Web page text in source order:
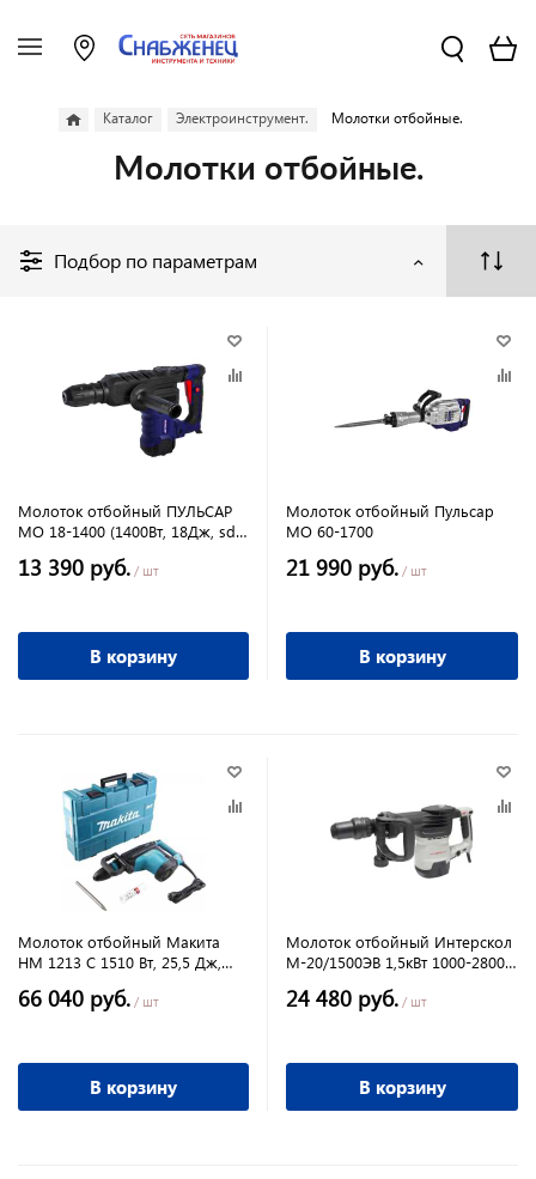
Каталог Электроинструмент. Молотки отбойные.
Молотки отбойные.
Подбор по параметрам
Молоток отбойный ПУЛЬСАР
МО 18-1400 (1400Вт, 18Дж, sds-
13 390 руб. / шт
В корзину
Молоток отбойный Пульсар
МО 60-1700
21 990 руб. / шт
В корзину
Молоток отбойный Макита
НМ 1213 С 1510 Вт, 25,5 Дж,
66 040 руб. / шт
В корзину
Молоток отбойный Интерскол
М-20/1500ЭВ 1,5кВт 1000-2800у/
24 480 руб. / шт
В корзину